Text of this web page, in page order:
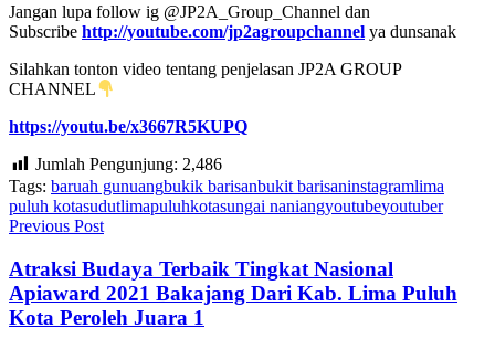
Jangan lupa follow ig @JP2A_Group_Channel dan
Subscribe http://youtube.com/jp2agroupchannel ya dunsanak
Silahkan tonton video tentang penjelasan JP2A GROUP
CHANNEL
https://youtu.be/x3667R5KUPQ
Jumlah Pengunjung: 2,486
Tags: baruah gunuangbukik barisanbukit barisaninstagramlima
puluh kotasudutlimapuluhkotasungai naniangyoutubeyoutuber
Previous Post
Atraksi Budaya Terbaik Tingkat Nasional
Apiaward 2021 Bakajang Dari Kab. Lima Puluh
Kota Peroleh Juara 1